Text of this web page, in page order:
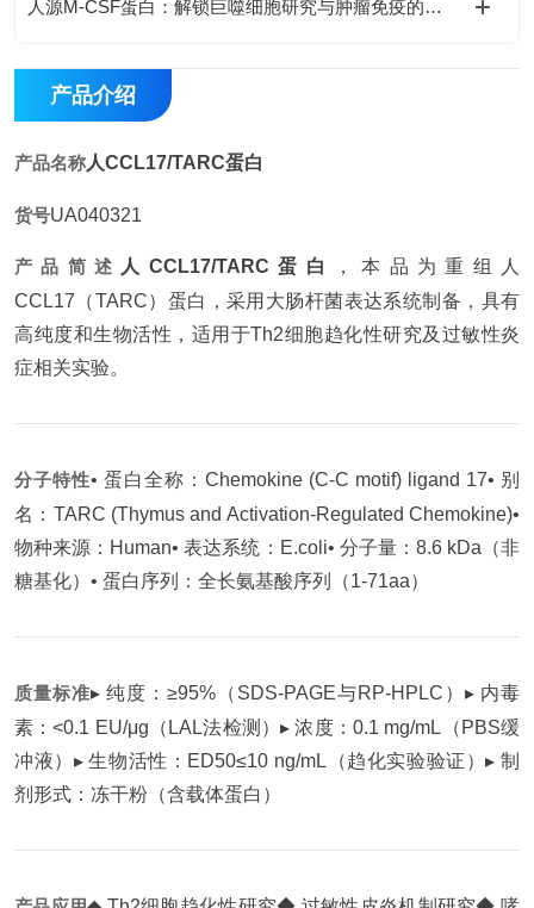
人源M-CSF蛋白：解锁巨噬细胞研究与肿瘤免疫的科研密钥
产品介绍
产品名称人CCL17/TARC蛋白
货号UA040321
产品简述 人CCL17/TARC蛋白
，本品为重组人
CCL17（TARC）蛋白，采用大肠杆菌表达系统制备，具有
高纯度和生物活性，适用于Th2细胞趋化性研究及过敏性炎
症相关实验。
分子特性• 蛋白全称：Chemokine (C-C motif) ligand 17• 别
名：TARC (Thymus and Activation-Regulated Chemokine)•
物种来源：Human• 表达系统：E.coli• 分子量：8.6 kDa（非
糖基化） • 蛋白序列：全长氨基酸序列（1-71aa）
质量标准▸ 纯度：≥95%（SDS-PAGE与RP-HPLC） ▸ 内毒
素：<0.1 EU/μg（LAL法检测）▸ 浓度：0.1 mg/mL（PBS缓
冲液） ▸ 生物活性：ED50≤10 ng/mL（趋化实验验证）▸ 制
剂形式：冻干粉（含载体蛋白）